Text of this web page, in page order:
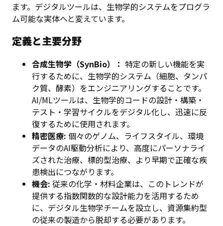
ます。デジタルツールは、生物学的システムをプログラ
ム可能な実体へと変えています。
定義と主要分野
合成生物学（SynBio）： 特定の新しい機能を実
行するために、生物学的システム（細胞、タンパ
ク質、酵素）をエンジニアリングすることです。
AI/MLツールは、生物学的コードの設計・構築・
テスト・学習サイクルをデジタル化し、迅速に反
復するために使用されます。
精密医療: 個々のゲノム、ライフスタイル、環境
データのAI駆動分析により、高度にパーソナライ
ズされた治療、標的型治療、より早期で正確な疾
患検出につながります。
機会: 従来の化学・材料企業は、このトレンドが
提供する指数関数的な設計能力を活用するため
に、デジタル生物学チームを設立し、資源集約型
の従来の製造から脱却する必要があります。